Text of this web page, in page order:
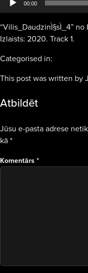
00:00
“Vilis_DaudzinÌ§sÌ_4”
Izlaists: 2020. Track 1.
Categorised in:
This post was written by
Atbildēt
Jūsu e-pasta adrese
kā*
Komentārs *